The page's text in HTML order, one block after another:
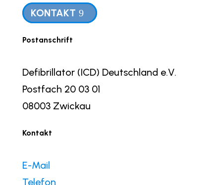
KONTAKT
Postanschrift
Defibrillator (ICD) Deutschland e.V.
Postfach 20 03 01
08003 Zwickau
Kontakt
E-Mail
Telefon